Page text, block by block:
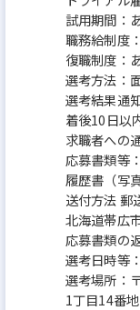
試用期間：
職務給制度
復職制度：
選考方法：
選考結果通
着後10日以
求職者への
応募書類等
履歴書（写
送付方法 郵
北海道帯広
応募書類の
選考日時等
選考場所：
1丁目14番